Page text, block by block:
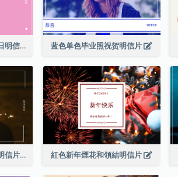
粉色和白色蛋糕照片生日明信片 蓝色单色毕业照祝贺明信片
棕色烟花照片新年快乐明信片 紅色新年煙花和領結明信片